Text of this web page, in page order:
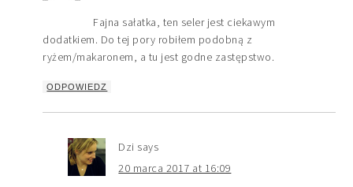
Fajna sałatka, ten seler jest ciekawym
dodatkiem. Do tej pory robiłem podobną z
ryżem/makaronem, a tu jest godne zastępstwo.
ODPOWIEDZ
Dzi says
20 marca 2017 at 16:09